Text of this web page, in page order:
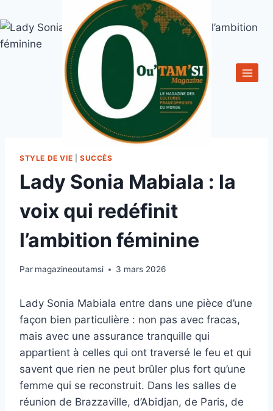
au
contenu
STYLE DE VIE SUCCÈS
Lady Sonia Mabiala : la
voix qui redéfinit
l’ambition féminine
Par magazineoutamsi 3 mars 2026
Lady Sonia Mabiala entre dans une pièce d’une
façon bien particulière : non pas avec fracas,
mais avec une assurance tranquille qui
appartient à celles qui ont traversé le feu et qui
savent que rien ne peut brûler plus fort qu’une
femme qui se reconstruit. Dans les salles de
réunion de Brazzaville, d’Abidjan, de Paris, de